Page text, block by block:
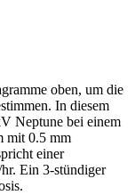
oben, um die
In diesem
Neptune bei einem
mit 0.5 mm
einer
Ein 3-stündiger